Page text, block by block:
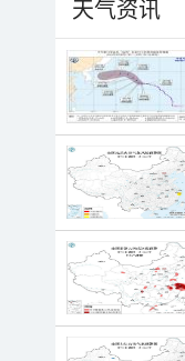
天气资讯